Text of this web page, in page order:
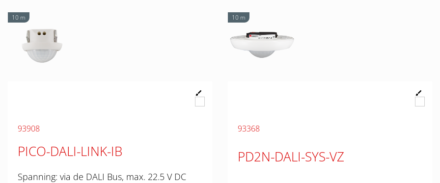
10 m
93908
PICO-DALI-LINK-IB
Spanning: via de DALI Bus, max. 22.5 V DC
10 m
93368
PD2N-DALI-SYS-VZ